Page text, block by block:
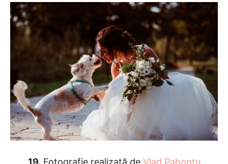
19. Fotografie realizată de Vlad Pahontu